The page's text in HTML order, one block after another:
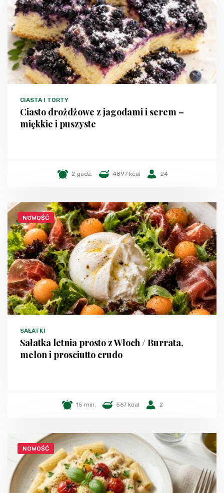
CIASTA I TORTY
Ciasto drożdżowe z jagodami i serem –
miękkie i puszyste
2 godz. 4897 kcal 24
NOWOŚĆ
SAŁATKI
Sałatka letnia prosto z Włoch / Burrata,
melon i prosciutto crudo
15 min. 567 kcal 2
NOWOŚĆ